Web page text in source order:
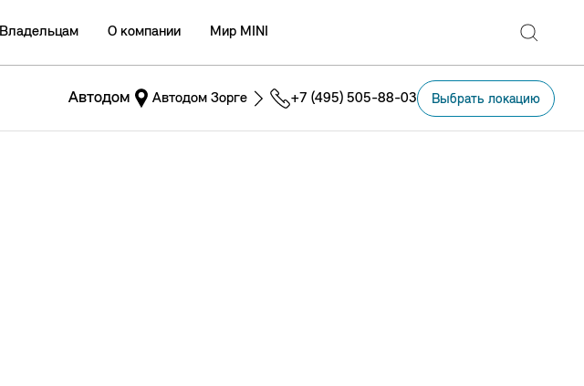
Автодом Выбрать локацию
Автодом Зорге +7 (495) 505-88-03
Владельцам О компании Мир MINI